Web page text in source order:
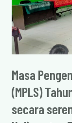
Masa
(MPLS)
secara
Tahun
Ajaran
2024/2025
dibuka
secara
oleh
Gubernur
Tengah